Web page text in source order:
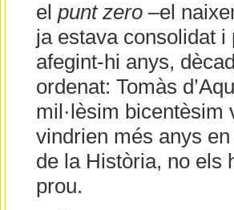
el punt zero–el
ja estava consolidat
afegint-hi anys,
ordenat: Tomàs
mil·lèsim bicentèsim
vindrien més anys
de la Història, no els
prou.